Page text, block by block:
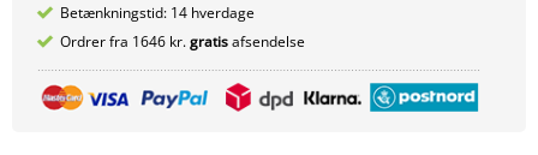
Betænkningstid: 14 hverdage
Ordrer fra 1646 kr.gratisafsendelse